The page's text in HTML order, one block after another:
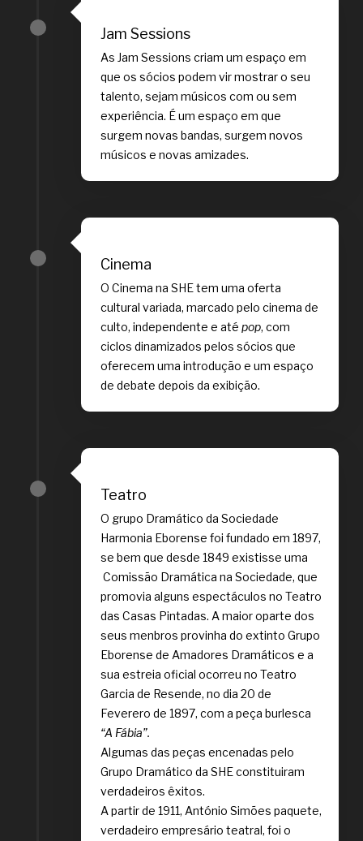
Jam Sessions
As Jam Sessions criam um espaço em
que os sócios podem vir mostrar o seu
talento, sejam músicos com ou sem
experiência. É um espaço em que
surgem novas bandas, surgem novos
músicos e novas amizades.
Cinema
O Cinema na SHE tem uma oferta
cultural variada, marcado pelo cinema de
culto, independente e até pop, com
ciclos dinamizados pelos sócios que
oferecem uma introdução e um espaço
de debate depois da exibição.
Teatro
O grupo Dramático da Sociedade
Harmonia Eborense foi fundado em 1897,
se bem que desde 1849 existisse uma
Comissão Dramática na Sociedade, que
promovia alguns espectáculos no Teatro
das Casas Pintadas. A maior oparte dos
seus menbros provinha do extinto Grupo
Eborense de Amadores Dramáticos e a
sua estreia oficial ocorreu no Teatro
Garcia de Resende, no dia 20 de
Feverero de 1897, com a peça burlesca
“A Fábia”.
Algumas das peças encenadas pelo
Grupo Dramático da SHE constituiram
verdadeiros êxitos.
A partir de 1911, António Simões paquete,
verdadeiro empresário teatral, foi o